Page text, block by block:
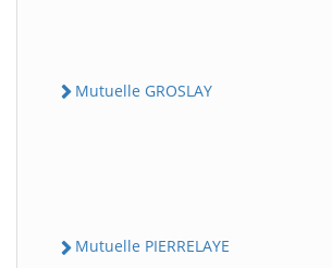
Mutuelle GROSLAY
Mutuelle PIERRELAYE